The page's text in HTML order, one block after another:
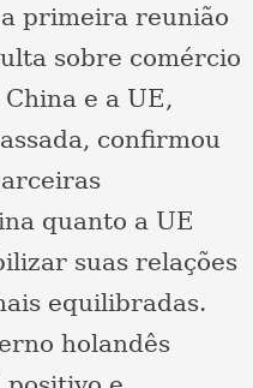
primeira reunião
sobre comércio
e a UE,
confirmou
quanto a UE
suas relações
equilibradas.
holandês